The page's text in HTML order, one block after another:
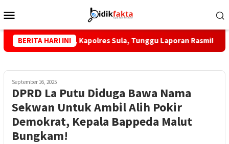
ke
Mobile
BERITA HARI INI
PT MTP, Kapolres Sula, Tunggu Laporan Rasmi! KKLI
September 16, 2025
DPRD La Putu Diduga Bawa Nama
Sekwan Untuk Ambil Alih Pokir
Demokrat, Kepala Bappeda Malut
Bungkam!